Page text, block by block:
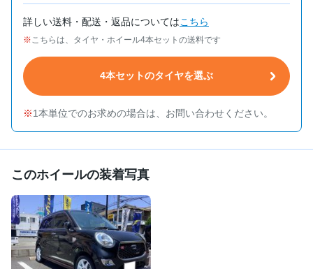
詳しい送料・配送・返品についてはこちら
こちらは、タイヤ・ホイール4本セットの送料です
4本セットのタイヤを選ぶ
1本単位でのお求めの場合は、お問い合わせください。
このホイールの装着写真